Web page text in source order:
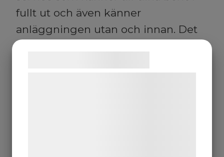
fullt ut och även känner
anläggningen utan och innan. Det